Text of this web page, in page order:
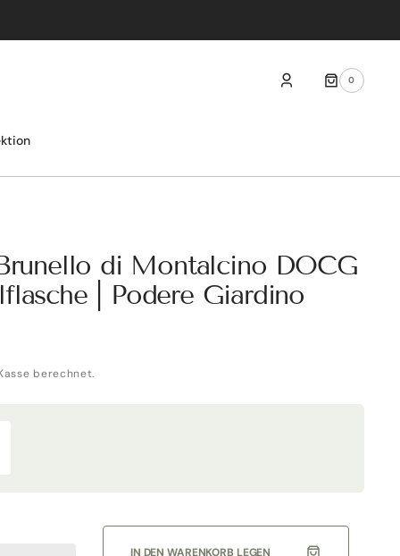
0
0
ARTIKEL
di Montalcino DOCG
| Podere Giardino
berechnet.
IN DEN WARENKORB LEGEN